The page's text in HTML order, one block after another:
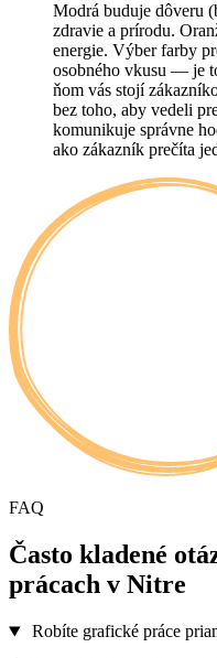
Modrá buduje dôveru
zdravie a prírodu.
energie. Výber farby
osobného vkusu — je
ňom vás stojí
bez toho, aby vedeli
komunikuje správne
ako zákazník prečíta
FAQ
Často kladené
prácach v Nitre
Robíte grafické práce